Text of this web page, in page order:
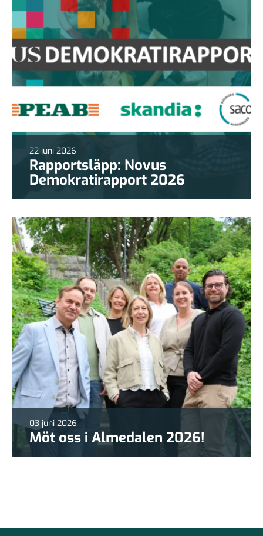
22 juni 2026
Rapportsläpp: Novus
Demokratirapport 2026
03 juni 2026
Möt oss i Almedalen 2026!